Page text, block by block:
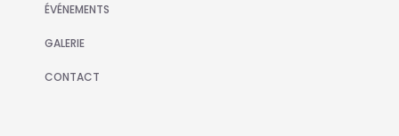
ÉVÉNEMENTS
GALERIE
CONTACT